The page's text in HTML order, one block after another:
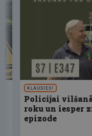
KLAUSIES!
Policijai
roku un iesper
epizode